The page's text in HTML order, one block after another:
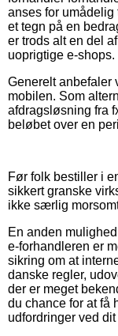
anses for
et tegn på en
er trods alt en del
uoprigtige e-shops.
Generelt anbefaler
mobilen. Som
afdragsløsning fra
beløbet over en
Før folk bestiller i
sikkert granske
ikke særlig
En anden
e-forhandleren er
sikring om at
danske regler,
der er meget
du chance for at få
udfordringer ved